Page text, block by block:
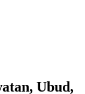
Ubud,